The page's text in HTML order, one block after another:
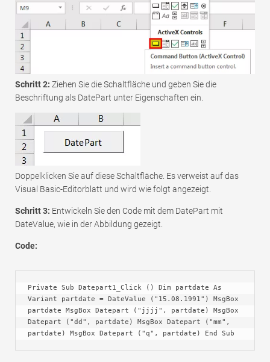
Schritt 2: Ziehen Sie die Schaltfläche und geben Sie die
Beschriftung als DatePart unter Eigenschaften ein.
Doppelklicken Sie auf diese Schaltfläche. Es verweist auf das
Visual Basic-Editorblatt und wird wie folgt angezeigt.
Schritt 3: Entwickeln Sie den Code mit dem DatePart mit
DateValue, wie in der Abbildung gezeigt.
Code:
Private Sub Datepart1_Click () Dim partdate As
Variant partdate = DateValue ("15.08.1991") MsgBox
partdate MsgBox Datepart ("jjjj", partdate) MsgBox
Datepart ("dd", partdate) MsgBox Datepart ("mm",
partdate) MsgBox Datepart ("q", partdate) End Sub